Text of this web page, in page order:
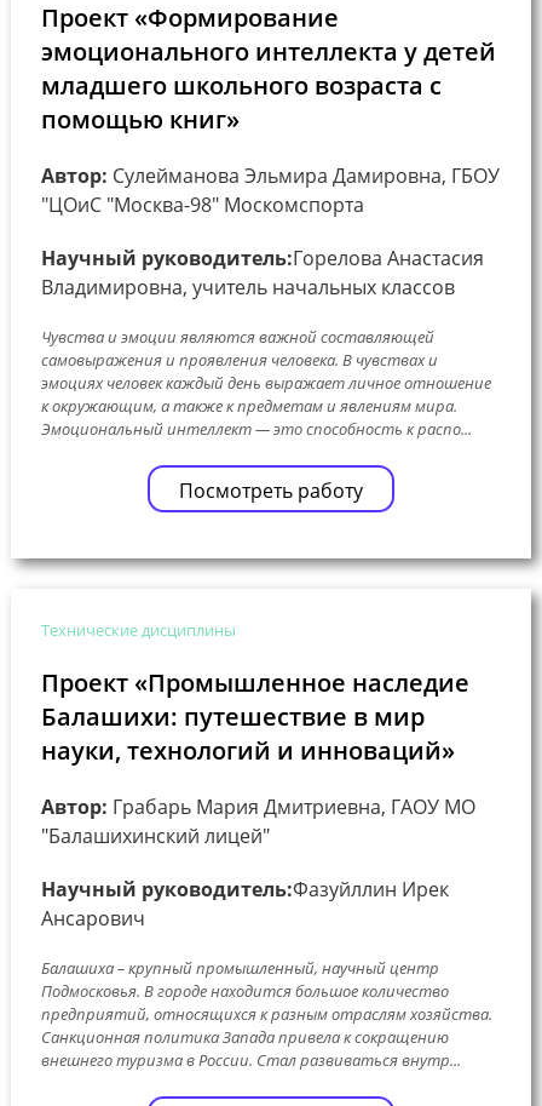
Проект «Формирование
эмоционального интеллекта у детей
младшего школьного возраста с
помощью книг»
Автор: Сулейманова Эльмира Дамировна, ГБОУ
"ЦОиС "Москва-98" Москомспорта
Научный руководитель:Горелова Анастасия
Владимировна, учитель начальных классов
Чувства и эмоции являются важной составляющей
самовыражения и проявления человека. В чувствах и
эмоциях человек каждый день выражает личное отношение
к окружающим, а также к предметам и явлениям мира.
Эмоциональный интеллект — это способность к распо...
Посмотреть работу
Технические дисциплины
Проект «Промышленное наследие
Балашихи: путешествие в мир
науки, технологий и инноваций»
Автор: Грабарь Мария Дмитриевна, ГАОУ МО
"Балашихинский лицей"
Научный руководитель:Фазуйллин Ирек
Ансарович
Балашиха – крупный промышленный, научный центр
Подмосковья. В городе находится большое количество
предприятий, относящихся к разным отраслям хозяйства.
Санкционная политика Запада привела к сокращению
внешнего туризма в России. Стал развиваться внутр...